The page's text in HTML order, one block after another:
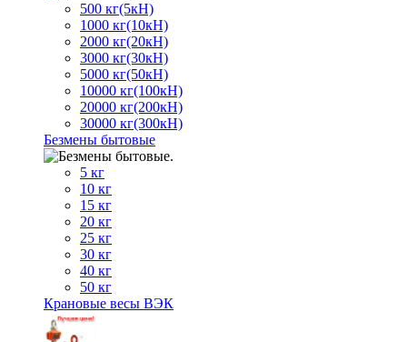
500 кг(5кН)
1000 кг(10кН)
2000 кг(20кН)
3000 кг(30кН)
5000 кг(50кН)
10000 кг(100кН)
20000 кг(200кН)
30000 кг(300кН)
Безмены бытовые
5 кг
10 кг
15 кг
20 кг
25 кг
30 кг
40 кг
50 кг
Крановые весы ВЭК